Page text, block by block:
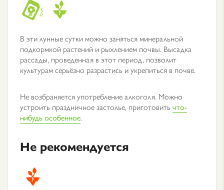
В эти лунные сутки можно заняться минеральной
подкормкой растений и рыхлением почвы. Высадка
рассады, проведенная в этот период, позволит
культурам серьёзно разрастись и укрепиться в почве.
Не возбраняется употребление алкоголя. Можно
устроить праздничное застолье, приготовитьчто-
нибудь особенное.
Не рекомендуется